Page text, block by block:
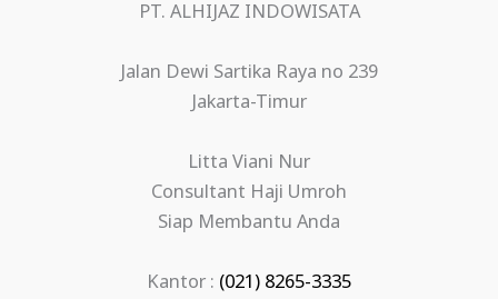
PT. ALHIJAZ INDOWISATA
Jalan Dewi Sartika Raya no 239
Jakarta-Timur
Litta Viani Nur
Consultant Haji Umroh
Siap Membantu Anda
Kantor : (021) 8265-3335